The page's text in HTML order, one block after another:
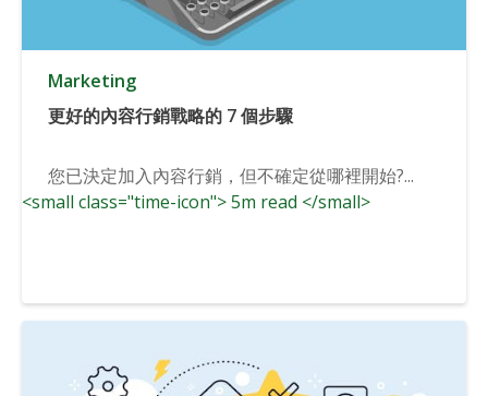
Marketing
更好的內容行銷戰略的 7 個步驟
您已決定加入內容行銷，但不確定從哪裡開始?...
<small class="time-icon"> 5m read </small>